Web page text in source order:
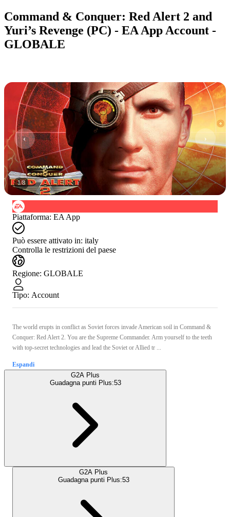
Command & Conquer: Red Alert 2 and
Yuri’s Revenge (PC) - EA App Account -
GLOBALE
1/8
Piattaforma: EA App
Può essere attivato in: italy
Controlla le restrizioni del paese
Regione: GLOBALE
Tipo: Account
The world erupts in conflict as Soviet forces invade American soil in Command &
Conquer: Red Alert 2. You are the Supreme Commander. Arm yourself to the teeth
with top-secret technologies and lead the Soviet or Allied tr ...
Espandi
G2A Plus
Guadagna punti Plus:53
G2A Plus
Guadagna punti Plus:53